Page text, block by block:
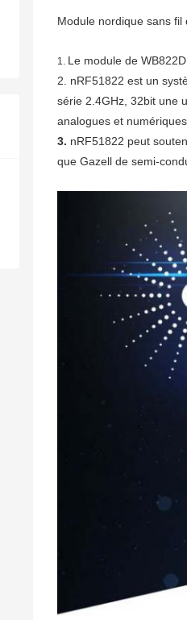
Module nordique sans fil
1. Le module de
2. nRF51822 est un
série 2.4GHz, 32bit une
analogues et
3. nRF51822 peut
que Gazell de semi-